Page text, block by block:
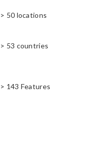
> 50 locations
> 53 countries
> 143 Features